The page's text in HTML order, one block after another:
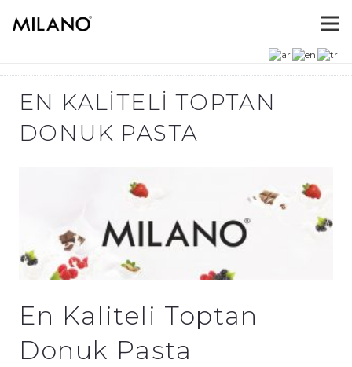
EN KALITELI TOPTAN
DONUK PASTA
En Kaliteli Toptan
Donuk Pasta